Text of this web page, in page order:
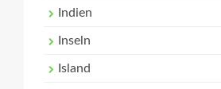
Indien
Inseln
Island